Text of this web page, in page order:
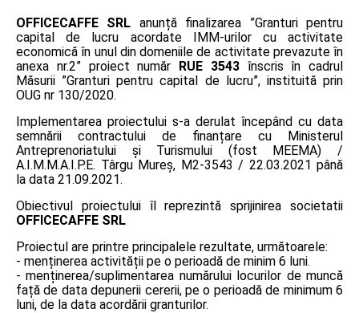
OFFICECAFFE SRL anunță finalizarea ”Granturi pentru
capital de lucru acordate IMM-urilor cu activitate
economică în unul din domeniile de activitate prevazute în
anexa nr.2” proiect număr RUE 3543înscris în cadrul
Măsurii ”Granturi pentru capital de lucru”, instituită prin
OUG nr 130/2020.
Implementarea proiectului s-a derulat începând cu data
semnării contractului de finanțare cu Ministerul
Antreprenoriatului și Turismului (fost MEEMA) /
A.I.M.M.A.I.P.E. Târgu Mureş, M2-3543 / 22.03.2021 până
la data 21.09.2021.
Obiectivul proiectului îl reprezintă sprijinirea societatii
OFFICECAFFE SRL
Proiectul are printre principalele rezultate, următoarele:
- menținerea activității pe o perioadă de minim 6 luni.
- menținerea/suplimentarea numărului locurilor de muncă
față de data depunerii cererii, pe o perioadă de minimum 6
luni, de la data acordării granturilor.